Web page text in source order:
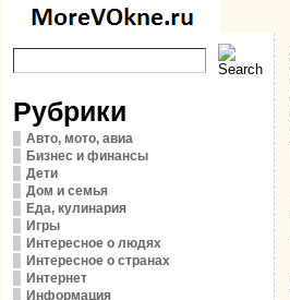
Рубрики
Авто, мото, авиа
Бизнес и финансы
Дети
Дом и семья
Еда, кулинария
Игры
Интересное о людях
Интересное о странах
Интернет
Информация